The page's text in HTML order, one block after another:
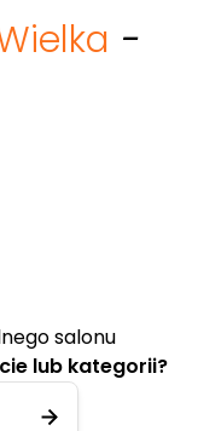
-
salonu
lub kategorii?